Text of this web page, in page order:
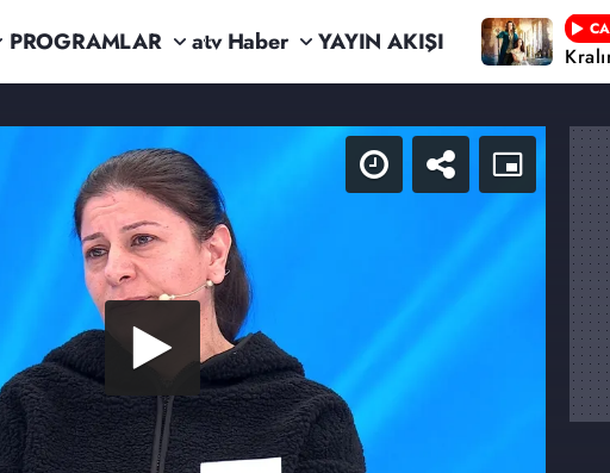
PROGRAMLAR atv Haber YAYIN AKIŞI